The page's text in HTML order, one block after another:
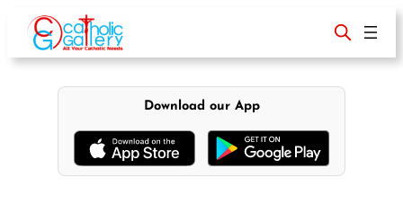
content
Download our App